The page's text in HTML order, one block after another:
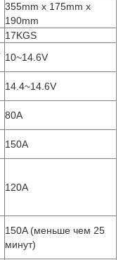
355mm x 175mm x
190mm
17KGS
10~14.6V
14.4~14.6V
80A
150A
120A
150A (меньше чем 25
минут)